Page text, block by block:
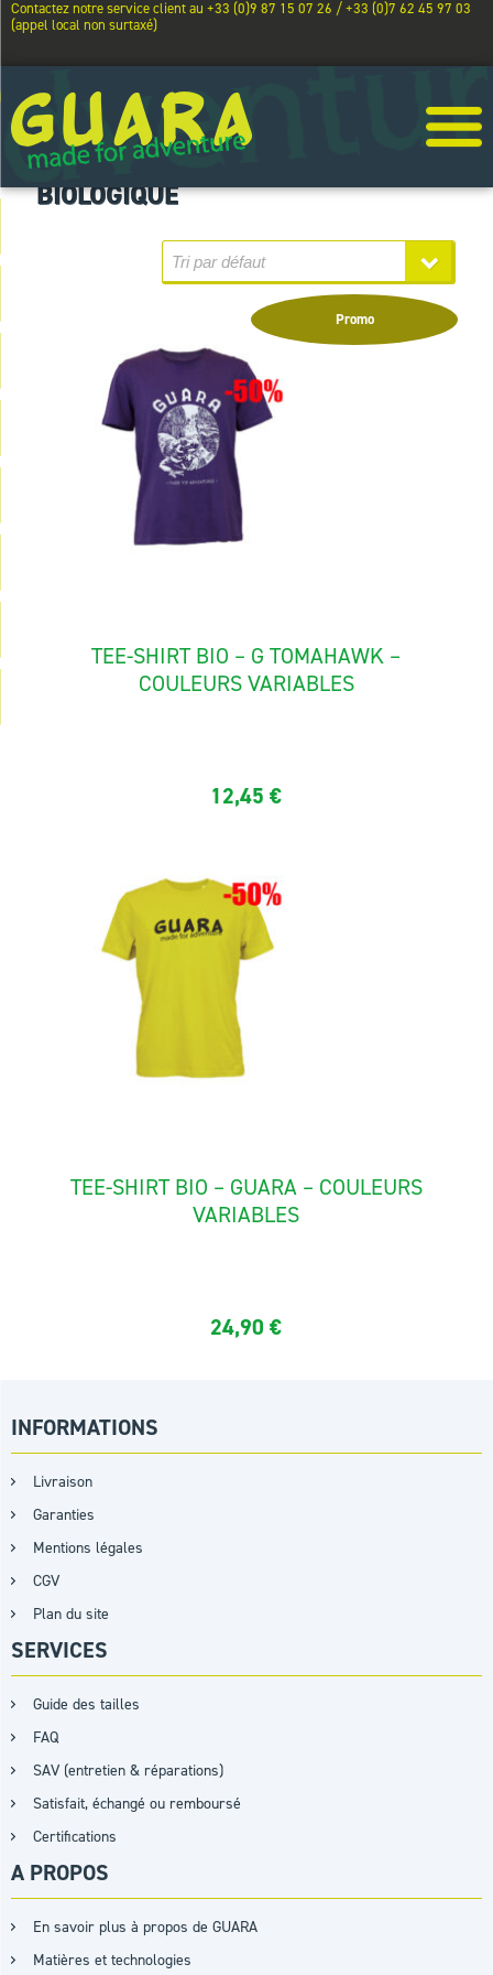
Contactez notre service client au +33 (0)9 87 15 07 26 / +33 (0)7 62 45 97 03
(appel local non surtaxé)
BIOLOGIQUE
Promo
TEE-SHIRT BIO – G TOMAHAWK –
COULEURS VARIABLES
12,45€
TEE-SHIRT BIO – GUARA – COULEURS
VARIABLES
24,90€
INFORMATIONS
Livraison
Garanties
Mentions légales
CGV
Plan du site
SERVICES
Guide des tailles
FAQ
SAV (entretien & réparations)
Satisfait, échangé ou remboursé
Certifications
A PROPOS
En savoir plus à propos de GUARA
Matières et technologies